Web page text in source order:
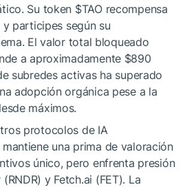
Su token $TAOrecompensa
participes según su
El valor total bloqueado
a aproximadamente $890
subredes activas ha superado
adopción orgánica pese a la
máximos.
protocolos de IA
mantiene una prima de valoración
único, pero enfrenta presión
y Fetch.ai (FET). La